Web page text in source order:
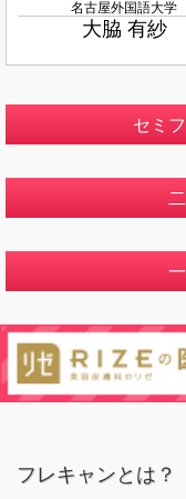
名古屋外国語大学
大脇 有紗
セミ
フレキャンとは？